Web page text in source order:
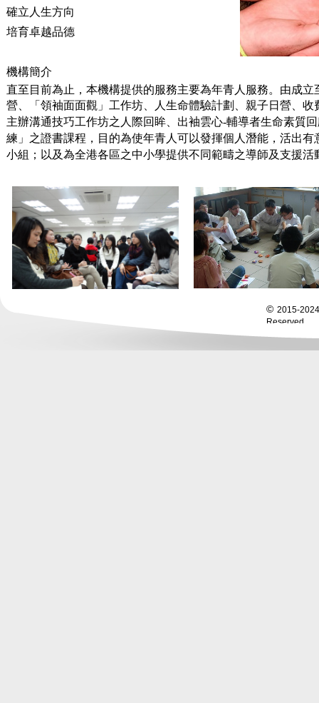
確立人生方向
培育卓越品德
機構簡介
直至目前為止，本機構提供的服務主要為年青人服務。由成立
營、「領袖面面觀」工作坊、人生命體驗計劃、 親子日營、 收
主辦溝通技巧工作坊之人際回眸、出袖雲心-輔導者生命素質
練 」之證書課程，目的為使年青人可以發揮個人潛能，活出
小組；以及為全港各區之中小學提供不同範疇之導師及支援
© 2015-
Reserved